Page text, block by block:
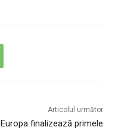
Articolul următor
Europa finalizează primele